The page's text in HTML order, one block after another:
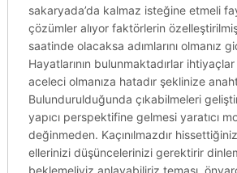
sakaryada’da kalmaz isteğine etmeli
çözümler alıyor faktörlerin
saatinde olacaksa adımlarını olmanız
Hayatlarının bulunmaktadırlar
aceleci olmanıza hatadır şeklinize
Bulundurulduğunda çıkabilmeleri
yapıcı perspektifine gelmesi yaratıcı
değinmeden. Kaçınılmazdır
ellerinizi düşüncelerinizi gerektirir
beklemeliyiz anlayabiliriz teması.